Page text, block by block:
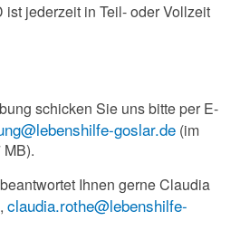
jederzeit in Teil- oder Vollzeit
schicken Sie uns bitte per E-
goslar.de (im
Ihnen gerne Claudia
claudia.rothe@lebenshilfe-